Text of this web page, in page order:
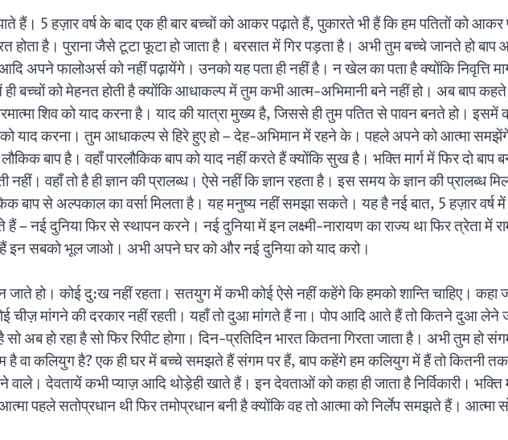
हैं। 5 हज़ार वर्ष के बाद एक ही बार बच्चों को आकर पढ़ाते हैं, पुकारते भी हैं कि हम पतितों को आकर
है। पुराना जैसे टूटा फूटा हो जाता है। बरसात में गिर पड़ता है। अभी तुम बच्चे जानते हो बाप
अपने फालोअर्स को नहीं पढ़ायेंगे। उनको यह पता ही नहीं है। न खेल का पता है क्योंकि निवृत्ति
को मेहनत होती है क्योंकि आधाकल्प में तुम कभी आत्म-अभिमानी बने नहीं हो। अब बाप
शिव को याद करना है। याद की यात्रा मुख्य है, जिससे ही तुम पतित से पावन बनते हो।
याद करना। तुम आधाकल्प से हिरे हुए हो – देह-अभिमान में रहने के। पहले अपने को आत्मा
बाप है। वहाँ पारलौकिक बाप को याद नहीं करते हैं क्योंकि सुख है। भक्ति मार्ग में फिर दो
वहाँ तो है ही ज्ञान की प्रालब्ध। ऐसे नहीं कि ज्ञान रहता है। इस समय के ज्ञान की प्रालब्ध
बाप से अल्पकाल का वर्सा मिलता है। यह मनुष्य नहीं समझा सकते। यह है नई बात, 5 हज़ार वर्ष
नई दुनिया फिर से स्थापन करने। नई दुनिया में इन लक्ष्मी-नारायण का राज्य था फिर त्रेता में
हैं इन सबको भूल जाओ। अभी अपने घर को और नई दुनिया को याद करो।
जाते हो। कोई दु:ख नहीं रहता। सतयुग में कभी कोई ऐसे नहीं कहेंगे कि हमको शान्ति चाहिए। कहा
चीज़ मांगने की दरकार नहीं रहती। यहाँ तो दुआ मांगते हैं ना। पोप आदि आते हैं तो कितने दुआ लेने
सो अब हो रहा है सो फिर रिपीट होगा। दिन-प्रतिदिन भारत कितना गिरता जाता है। अभी तुम
कलियुग है? एक ही घर में बच्चे समझते हैं संगम पर हैं, बाप कहेंगे हम कलियुग में हैं तो कितनी
देवतायें कभी प्याज़ आदि थोड़ेही खाते हैं। इन देवताओं को कहा ही जाता है निर्विकारी।
पहले सतोप्रधान थी फिर तमोप्रधान बनी है क्योंकि वह तो आत्मा को निर्लेप समझते हैं। आत्मा